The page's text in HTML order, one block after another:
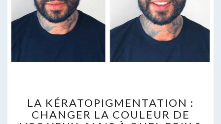
KÉRATOPIGMENTATION
LA KÉRATOPIGMENTATION :
CHANGER LA COULEUR DE